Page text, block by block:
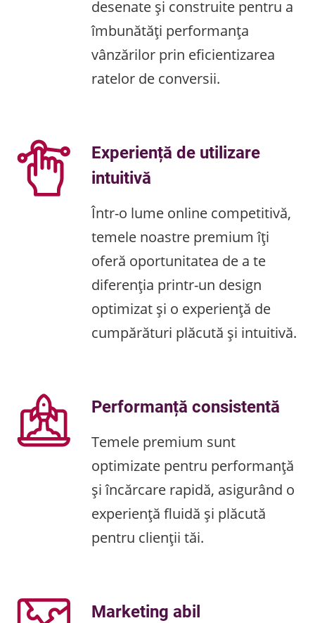
Experiență de utilizare
intuitivă
Într-o lume online competitivă,
temele noastre premium îți
oferă oportunitatea de a te
diferenția printr-un design
optimizat și o experiență de
cumpărături plăcută și intuitivă.
Performanță consistentă
Temele premium sunt
optimizate pentru performanță
și încărcare rapidă, asigurând o
experiență fluidă și plăcută
pentru clienții tăi.
desenate și construite pentru a
îmbunătăți performanța
vânzărilor prin eficientizarea
ratelor de conversii.
Marketing abil